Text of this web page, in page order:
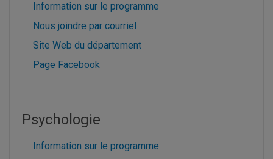
Information sur le programme
Nous joindre par courriel
Site Web du département
Page Facebook
Psychologie
Information sur le programme